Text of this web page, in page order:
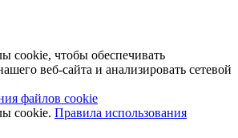
cookie, чтобы обеспечивать
веб-сайта и анализировать сетевой
файлов cookie
cookie. Правила использования